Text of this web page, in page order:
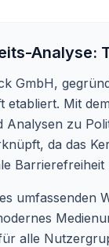
Analyse:
GmbH,
etabliert. Mit
Analysen zu
da das
umfassenden
alle